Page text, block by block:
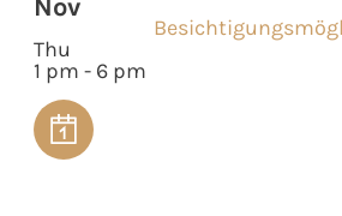
Nov
Thu
1 pm - 6 pm